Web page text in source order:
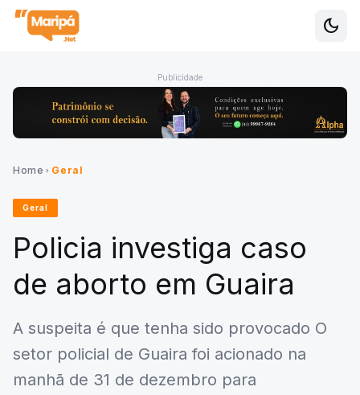
dark_mode
Publicidade
Home chevron_right Geral
Geral
Policia investiga caso
de aborto em Guaira
A suspeita é que tenha sido provocado O
setor policial de Guaira foi acionado na
manhã de 31 de dezembro para